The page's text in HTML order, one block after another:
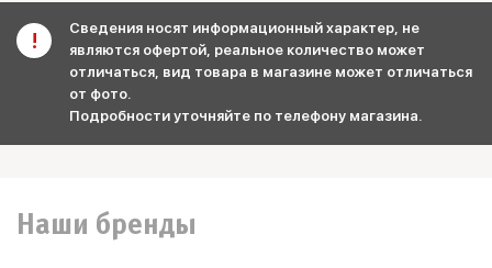
Сведения носят информационный характер, не
являются офертой, реальное количество может
отличаться, вид товара в магазине может отличаться
от фото.
Подробности уточняйте по телефону магазина.
Наши бренды